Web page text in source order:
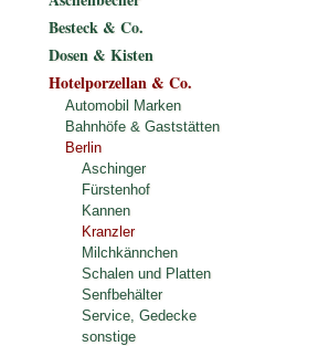
Besteck & Co.
Dosen & Kisten
Hotelporzellan & Co.
Automobil Marken
Bahnhöfe & Gaststätten
Berlin
Aschinger
Fürstenhof
Kannen
Kranzler
Milchkännchen
Schalen und Platten
Senfbehälter
Service, Gedecke
sonstige